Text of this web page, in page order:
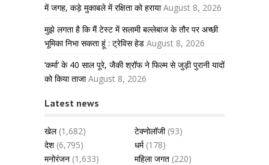
में जगह, कड़े मुकाबले में रक्षिता को हराया August 8, 2026
मुझे लगता है कि मैं टेस्ट में सलामी बल्लेबाज के तौर पर अच्छी
भूमिका निभा सकता हूं : ट्रेविस हेड August 8, 2026
‘कर्मा’ के 40 साल पूरे, जैकी श्रॉफ ने फिल्म से जुड़ी पुरानी यादों
को किया ताजा August 8, 2026
Latest news
खेल(1,682) टेक्नोलॉजी(93)
देश(6,795) धर्म(178)
मनोरंजन (1,633) महिला जगत (220)